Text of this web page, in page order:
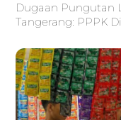
Dugaan Pungutan
Tangerang: PPPK